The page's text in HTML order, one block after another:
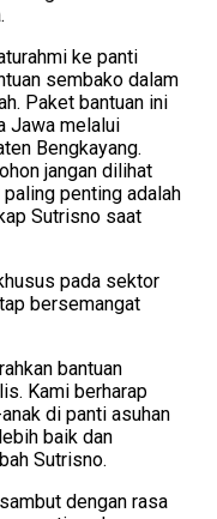
ke panti
sembako dalam
Paket bantuan ini
Jawa melalui
Bengkayang.
jangan dilihat
penting adalah
Sutrisno saat
pada sektor
bersemangat
bantuan
Kami berharap
di panti asuhan
baik dan
Sutrisno.
dengan rasa